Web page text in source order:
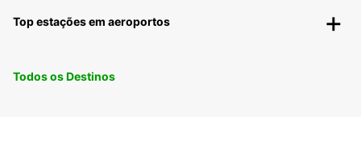
Top estações em aeroportos
Todos os Destinos